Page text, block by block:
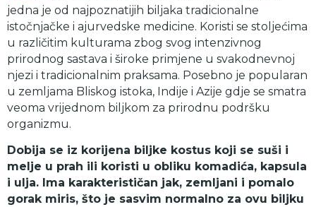
jedna je od najpoznatijih biljaka tradicionalne
istočnjačke i ajurvedske medicine. Koristi se stoljećima
u različitim kulturama zbog svog intenzivnog
prirodnog sastava i široke primjene u svakodnevnoj
njezi i tradicionalnim praksama. Posebno je popularan
u zemljama Bliskog istoka, Indije i Azije gdje se smatra
veoma vrijednom biljkom za prirodnu podršku
organizmu.
Dobija se iz korijena biljke kostus koji se suši i
melje u prah ili koristi u obliku komadića, kapsula
i ulja. Ima karakterističan jak, zemljani i pomalo
gorak miris, što je sasvim normalno za ovu biljku